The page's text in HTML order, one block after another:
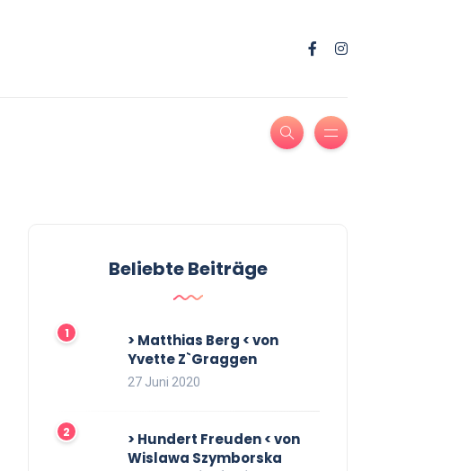
Beliebte Beiträge
> Matthias Berg < von
Yvette Z`Graggen
27 Juni 2020
> Hundert Freuden < von
Wislawa Szymborska